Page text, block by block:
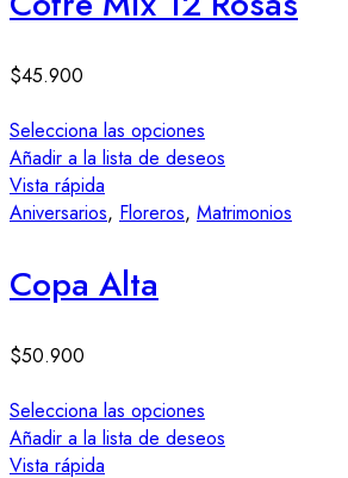
$45.900
Selecciona las opciones
Añadir a la lista de deseos
Vista rápida
Aniversarios, Floreros, Matrimonios
Copa Alta
$50.900
Selecciona las opciones
Añadir a la lista de deseos
Vista rápida